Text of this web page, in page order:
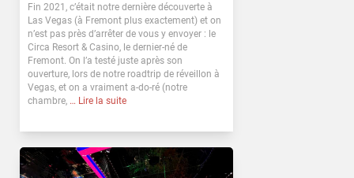
Fin 2021, c’était notre dernière découverte à
Las Vegas (à Fremont plus exactement) et on
n’est pas près d’arrêter de vous y envoyer : le
Circa Resort & Casino, le dernier-né de
Fremont. On l’a testé juste après son
ouverture, lors de notre roadtrip de réveillon à
Vegas, et on a vraiment a-do-ré (notre
chambre, … Lire la suite